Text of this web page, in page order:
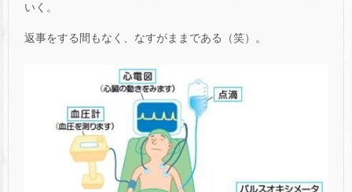
いく。
返事をする間もなく、なすがままである（笑）。